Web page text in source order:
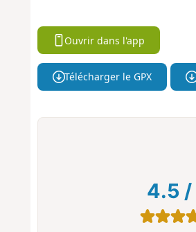
Ouvrir dans l'app
Télécharger le GPX
4.5 /